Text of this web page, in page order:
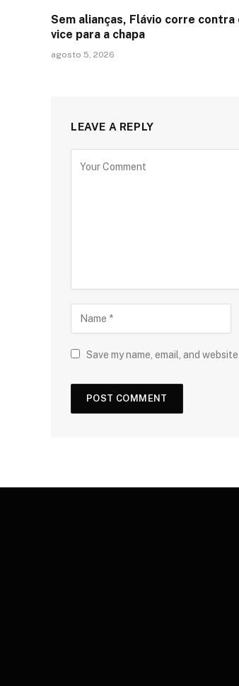
Sem alianças, Flávio corre
vice para a chapa
agosto 5, 2026
LEAVE A REPLY
Save my name, email, and